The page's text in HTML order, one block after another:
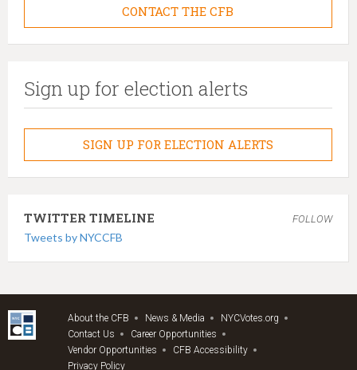
CONTACT THE CFB
Sign up for election alerts
SIGN UP FOR ELECTION ALERTS
TWITTER TIMELINE FOLLOW
Tweets by NYCCFB
About the CFB News & Media
NYCVotes.org
Contact Us
Career Opportunities
Vendor Opportunities
CFB Accessibility
Privacy Policy